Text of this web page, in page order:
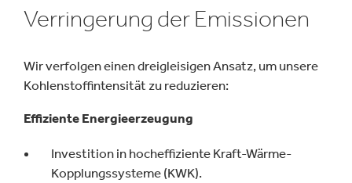
Verringerung der Emissionen
Wir verfolgen einen dreigleisigen Ansatz, um unsere
Kohlenstoffintensität zu reduzieren:
Effiziente Energieerzeugung
Investition in hocheffiziente Kraft-Wärme-
Kopplungssysteme (KWK).